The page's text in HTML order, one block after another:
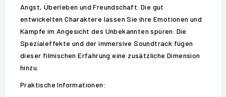
Angst, Überleben und Freundschaft. Die gut
entwickelten Charaktere lassen Sie ihre Emotionen und
Kämpfe im Angesicht des Unbekannten spüren. Die
Spezialeffekte und der immersive Soundtrack fügen
dieser filmischen Erfahrung eine zusätzliche Dimension
hinzu.
Praktische Informationen: